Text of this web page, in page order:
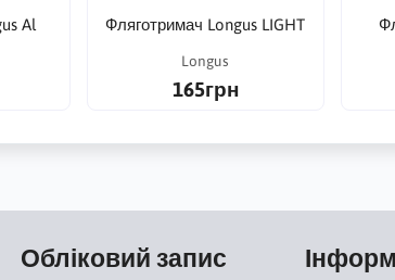
Al Фляготримач Longus LIGHT
Longus
165грн
Обліковий запис